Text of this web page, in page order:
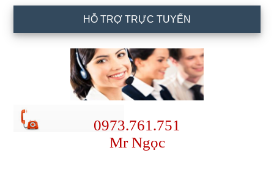
HỖ TRỢ TRỰC TUYẾN
0973.761.751
Mr Ngọc